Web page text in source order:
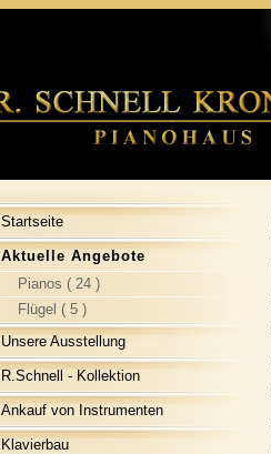
Startseite
Aktuelle Angebote
Pianos ( 24 )
Flügel ( 5 )
Unsere Ausstellung
R.Schnell - Kollektion
Ankauf von Instrumenten
Klavierbau